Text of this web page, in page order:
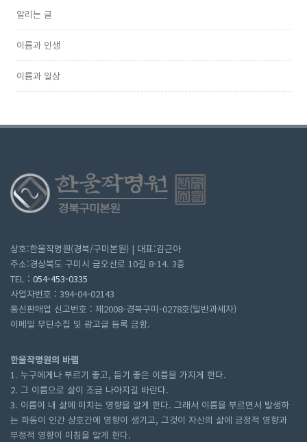
알리는 글
이름과 인생
이름과 일상
상호:한울작명원(경북/구미본원) | 대표:김근아
주소:경상북도 구미시 금오산로 10길 8-14. 3층
TEL : 054-453-0335
사업자번호 : 394-04-02143
통신판매업 신고번호 : 제2008-경북구미-0278호(일반과세자)
이메일 무딘수집 및 광고글 등록 금함.
한울작명원의 바램
1. 누구에게나 부르기 좋고, 듣기 좋은 이름을 가지게 한다.
2. 그 이름으로 삶이 조금 나아지길 바란다.
3. 이름이 내 삶에 미치는 영향을 알게 한다. 그래서 이름을 부르면서 발생하
는 파동이 인간 상호간에 영향이 생기고, 그것이 자신의 삶에 긍정적 영향과
부정적 영향이 미침을 알게 한다.